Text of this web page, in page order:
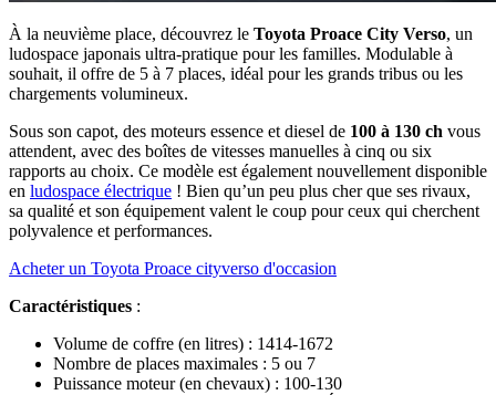
À la neuvième place, découvrez le Toyota Proace City Verso, un
ludospace japonais ultra-pratique pour les familles. Modulable à
souhait, il offre de 5 à 7 places, idéal pour les grands tribus ou les
chargements volumineux.
Sous son capot, des moteurs essence et diesel de 100 à 130 ch vous
attendent, avec des boîtes de vitesses manuelles à cinq ou six
rapports au choix. Ce modèle est également nouvellement disponible
en ludospace électrique ! Bien qu’un peu plus cher que ses rivaux,
sa qualité et son équipement valent le coup pour ceux qui cherchent
polyvalence et performances.
Acheter un Toyota Proace cityverso d'occasion
Caractéristiques :
Volume de coffre (en litres) : 1414-1672
Nombre de places maximales : 5 ou 7
Puissance moteur (en chevaux) : 100-130